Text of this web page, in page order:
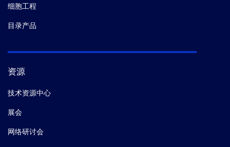
细胞工程
目录产品
资源
技术资源中心
展会
网络研讨会